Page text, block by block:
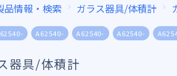
品情報・検索 ガラス器具/体積計
A62540- A62540- A62540-
器具/体積計